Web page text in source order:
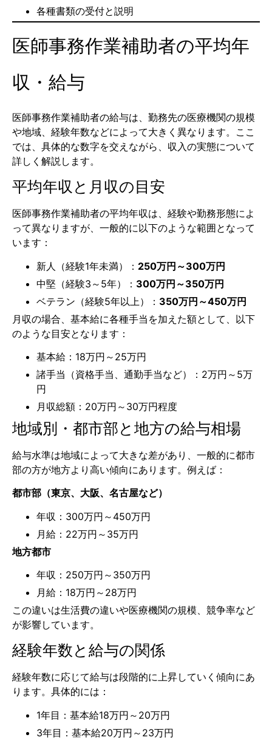
各種書類の受付と説明
医師事務作業補助者の平均年
収・給与
医師事務作業補助者の給与は、勤務先の医療機関の規模
や地域、経験年数などによって大きく異なります。ここ
では、具体的な数字を交えながら、収入の実態について
詳しく解説します。
平均年収と月収の目安
医師事務作業補助者の平均年収は、経験や勤務形態によ
って異なりますが、一般的に以下のような範囲となって
います：
新人（経験1年未満）： 250万円～300万円
中堅（経験3～5年）： 300万円～350万円
ベテラン（経験5年以上）： 350万円～450万円
月収の場合、基本給に各種手当を加えた額として、以下
のような目安となります：
基本給：18万円～25万円
諸手当（資格手当、通勤手当など）：2万円～5万
円
月収総額：20万円～30万円程度
地域別・都市部と地方の給与相場
給与水準は地域によって大きな差があり、一般的に都市
部の方が地方より高い傾向にあります。例えば：
都市部（東京、大阪、名古屋など）
年収：300万円～450万円
月給：22万円～35万円
地方都市
年収：250万円～350万円
月給：18万円～28万円
この違いは生活費の違いや医療機関の規模、競争率など
が影響しています。
経験年数と給与の関係
経験年数に応じて給与は段階的に上昇していく傾向にあ
ります。具体的には：
1年目：基本給18万円～20万円
3年目：基本給20万円～23万円